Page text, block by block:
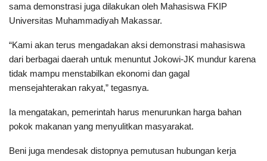
sama demonstrasi juga dilakukan oleh Mahasiswa FKIP
Universitas Muhammadiyah Makassar.
“Kami akan terus mengadakan aksi demonstrasi mahasiswa
dari berbagai daerah untuk menuntut Jokowi-JK mundur karena
tidak mampu menstabilkan ekonomi dan gagal
mensejahterakan rakyat,” tegasnya.
Ia mengatakan, pemerintah harus menurunkan harga bahan
pokok makanan yang menyulitkan masyarakat.
Beni juga mendesak distopnya pemutusan hubungan kerja